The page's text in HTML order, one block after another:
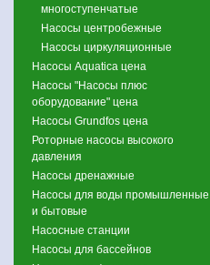
многоступенчатые
Насосы центробежные
Насосы циркуляционные
Насосы Aquatica цена
Насосы "Насосы плюс
оборудование" цена
Насосы Grundfos цена
Роторные насосы высокого
давления
Насосы дренажные
Насосы для воды промышленные
и бытовые
Насосные станции
Насосы для бассейнов